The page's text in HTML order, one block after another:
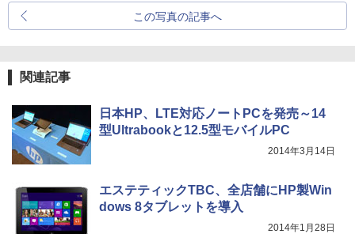
この写真の記事へ
関連記事
日本HP、LTE対応ノートPCを発売～14
型Ultrabookと12.5型モバイルPC
2014年3月14日
エステティックTBC、全店舗にHP製Win
dows 8タブレットを導入
2014年1月28日